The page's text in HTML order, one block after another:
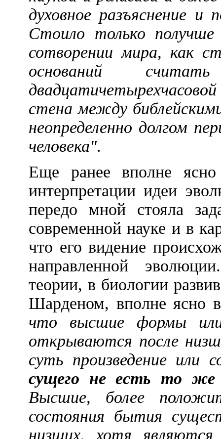
духовное разъяснение
Стоило только
сотворении мира, как
оснований
стена между
неопределенно долгом
человека".
Еще ранее вполне ясно
интерпретации идеи
передо мной стояла
современной науке и в
что его видение
направленной
теории, в биологии
Шарденом, вполне ясно
что высшие формы
открываются после
суть произведение или
сущего не есть то же
Высшие, более
состояния бытия
низших, хотя